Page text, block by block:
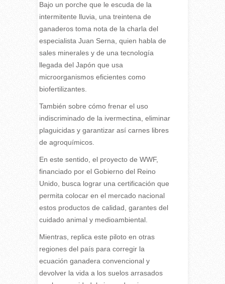
Bajo un porche que le escuda de la
intermitente lluvia, una treintena de
ganaderos toma nota de la charla del
especialista Juan Serna, quien habla de
sales minerales y de una tecnología
llegada del Japón que usa
microorganismos eficientes como
biofertilizantes.
También sobre cómo frenar el uso
indiscriminado de la ivermectina, eliminar
plaguicidas y garantizar así carnes libres
de agroquímicos.
En este sentido, el proyecto de WWF,
financiado por el Gobierno del Reino
Unido, busca lograr una certificación que
permita colocar en el mercado nacional
estos productos de calidad, garantes del
cuidado animal y medioambiental.
Mientras, replica este piloto en otras
regiones del país para corregir la
ecuación ganadera convencional y
devolver la vida a los suelos arrasados